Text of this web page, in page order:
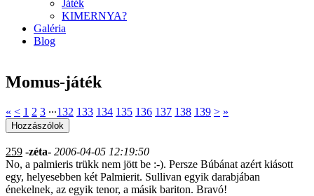
Játék
KIMERNYA?
Galéria
Blog
Momus-játék
« < 1 2 3 ∙∙∙132 133 134 135 136 137 138 139 > »
259 -zéta- 2006-04-05 12:19:50
No, a palmieris trükk nem jött be :-). Persze Búbánat azért kiásott
egy, helyesebben két Palmierit. Sullivan egyik darabjában
énekelnek, az egyik tenor, a másik bariton. Bravó!